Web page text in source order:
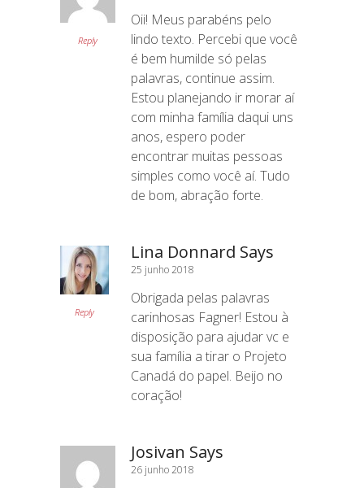
Reply
Oii! Meus parabéns pelo
lindo texto. Percebi que você
é bem humilde só pelas
palavras, continue assim.
Estou planejando ir morar aí
com minha família daqui uns
anos, espero poder
encontrar muitas pessoas
simples como você aí. Tudo
de bom, abração forte.
Reply
Lina Donnard Says
25 junho 2018
Obrigada pelas palavras
carinhosas Fagner! Estou à
disposição para ajudar vc e
sua família a tirar o Projeto
Canadá do papel. Beijo no
coração!
Josivan Says
26 junho 2018